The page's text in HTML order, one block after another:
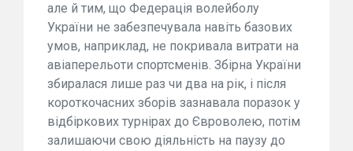
але й тим, що Федерація волейболу
України не забезпечувала навіть базових
умов, наприклад, не покривала витрати на
авіаперельоти спортсменів. Збірна України
збиралася лише раз чи два на рік, і після
короткочасних зборів зазнавала поразок у
відбіркових турнірах до Євроволею, потім
залишаючи свою діяльність на паузу до